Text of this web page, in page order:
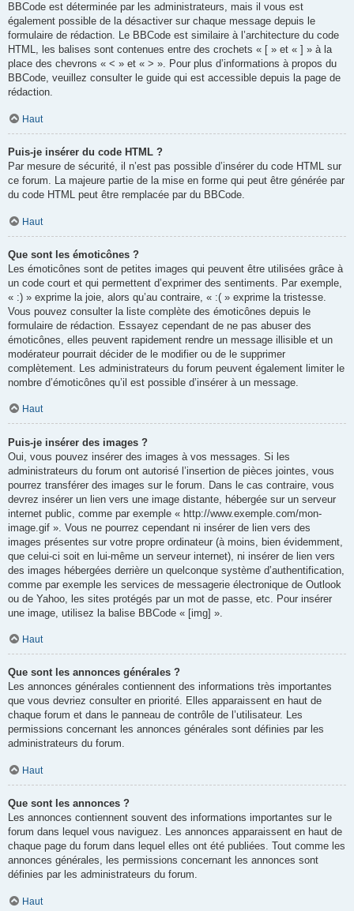
BBCode est déterminée par les administrateurs, mais il vous est
également possible de la désactiver sur chaque message depuis le
formulaire de rédaction. Le BBCode est similaire à l’architecture du code
HTML, les balises sont contenues entre des crochets « [ » et « ] » à la
place des chevrons « < » et « > ». Pour plus d’informations à propos du
BBCode, veuillez consulter le guide qui est accessible depuis la page de
rédaction.
Haut
Puis-je insérer du code HTML ?
Par mesure de sécurité, il n’est pas possible d’insérer du code HTML sur
ce forum. La majeure partie de la mise en forme qui peut être générée par
du code HTML peut être remplacée par du BBCode.
Haut
Que sont les émoticônes ?
Les émoticônes sont de petites images qui peuvent être utilisées grâce à
un code court et qui permettent d’exprimer des sentiments. Par exemple,
« :) » exprime la joie, alors qu’au contraire, « :( » exprime la tristesse.
Vous pouvez consulter la liste complète des émoticônes depuis le
formulaire de rédaction. Essayez cependant de ne pas abuser des
émoticônes, elles peuvent rapidement rendre un message illisible et un
modérateur pourrait décider de le modifier ou de le supprimer
complètement. Les administrateurs du forum peuvent également limiter le
nombre d’émoticônes qu’il est possible d’insérer à un message.
Haut
Puis-je insérer des images ?
Oui, vous pouvez insérer des images à vos messages. Si les
administrateurs du forum ont autorisé l’insertion de pièces jointes, vous
pourrez transférer des images sur le forum. Dans le cas contraire, vous
devrez insérer un lien vers une image distante, hébergée sur un serveur
internet public, comme par exemple « http://www.exemple.com/mon-
image.gif ». Vous ne pourrez cependant ni insérer de lien vers des
images présentes sur votre propre ordinateur (à moins, bien évidemment,
que celui-ci soit en lui-même un serveur internet), ni insérer de lien vers
des images hébergées derrière un quelconque système d’authentification,
comme par exemple les services de messagerie électronique de Outlook
ou de Yahoo, les sites protégés par un mot de passe, etc. Pour insérer
une image, utilisez la balise BBCode « [img] ».
Haut
Que sont les annonces générales ?
Les annonces générales contiennent des informations très importantes
que vous devriez consulter en priorité. Elles apparaissent en haut de
chaque forum et dans le panneau de contrôle de l’utilisateur. Les
permissions concernant les annonces générales sont définies par les
administrateurs du forum.
Haut
Que sont les annonces ?
Les annonces contiennent souvent des informations importantes sur le
forum dans lequel vous naviguez. Les annonces apparaissent en haut de
chaque page du forum dans lequel elles ont été publiées. Tout comme les
annonces générales, les permissions concernant les annonces sont
définies par les administrateurs du forum.
Haut